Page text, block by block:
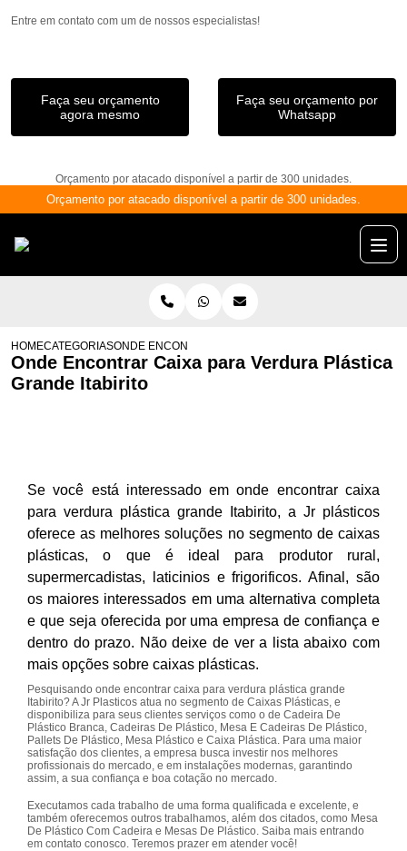
Entre em contato com um de nossos especialistas!
Faça seu orçamento
agora mesmo
Faça seu orçamento por
Whatsapp
Orçamento por atacado disponível a partir de 300 unidades.
Orçamento por atacado disponível a partir de 300 unidades.
HOMECATEGORIASONDE ENCONTRAR CAIXA PARA VERDURA PLÁSTICA
Onde Encontrar Caixa para Verdura Plástica
Grande Itabirito
Se você está interessado em onde encontrar caixa
para verdura plástica grande Itabirito, a Jr plásticos
oferece as melhores soluções no segmento de caixas
plásticas, o que é ideal para produtor rural,
supermercadistas, laticinios e frigorificos. Afinal, são
os maiores interessados em uma alternativa completa
e que seja oferecida por uma empresa de confiança e
dentro do prazo. Não deixe de ver a lista abaixo com
mais opções sobre caixas plásticas.
Pesquisando onde encontrar caixa para verdura plástica grande
Itabirito? A Jr Plasticos atua no segmento de Caixas Plásticas, e
disponibiliza para seus clientes serviços como o de Cadeira De
Plástico Branca, Cadeiras De Plástico, Mesa E Cadeiras De Plástico,
Pallets De Plástico, Mesa Plástico e Caixa Plástica. Para uma maior
satisfação dos clientes, a empresa busca investir nos melhores
profissionais do mercado, e em instalações modernas, garantindo
assim, a sua confiança e boa cotação no mercado.
Executamos cada trabalho de uma forma qualificada e excelente, e
também oferecemos outros trabalhamos, além dos citados, como Mesa
De Plástico Com Cadeira e Mesas De Plástico. Saiba mais entrando
em contato conosco. Teremos prazer em atender você!